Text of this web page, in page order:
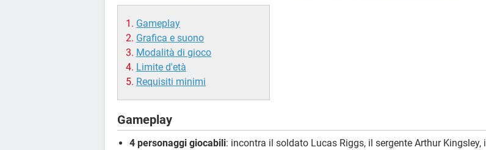
Gameplay
Grafica e suono
Modalità di gioco
Limite d'età
Requisiti minimi
Gameplay
4 personaggi giocabili: incontra il soldato Lucas Riggs, il sergente Arthur Kingsley, il